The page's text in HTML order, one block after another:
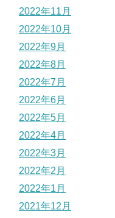
2022年11月
2022年10月
2022年9月
2022年8月
2022年7月
2022年6月
2022年5月
2022年4月
2022年3月
2022年2月
2022年1月
2021年12月